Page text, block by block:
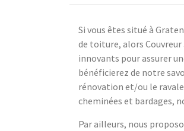
Si vous êtes situé à
de toiture, alors
innovants pour assurer
bénéficierez de notre
rénovation et/ou le
cheminées et bardages,
Par ailleurs, nous